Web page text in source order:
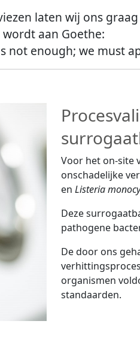
laten wij ons
wordt aan Goethe:
not enough; we must
Voor het on-site
onschadelijke
en Listeria
Deze
pathogene
De door ons
organismen
standaarden.